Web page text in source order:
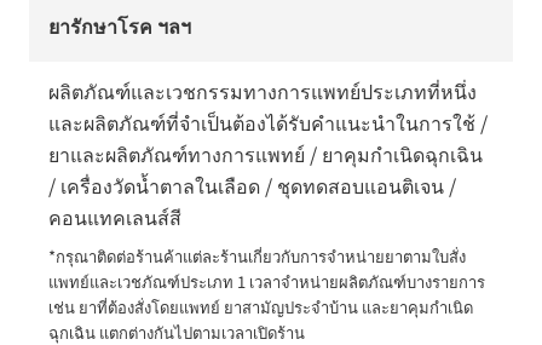
ยารักษาโรค ฯลฯ
ผลิตภัณฑ์และเวชกรรมทางการแพทย์ประเภทที่หนึ่ง
และผลิตภัณฑ์ที่จำเป็นต้องได้รับคำแนะนำในการใช้ /
ยาและผลิตภัณฑ์ทางการแพทย์ / ยาคุมกำเนิดฉุกเฉิน
/ เครื่องวัดน้ำตาลในเลือด / ชุดทดสอบแอนติเจน /
คอนแทคเลนส์สี
*กรุณาติดต่อร้านค้าแต่ละร้านเกี่ยวกับการจำหน่ายยาตามใบสั่ง
แพทย์และเวชภัณฑ์ประเภท 1 เวลาจำหน่ายผลิตภัณฑ์บางรายการ
เช่น ยาที่ต้องสั่งโดยแพทย์ ยาสามัญประจำบ้าน และยาคุมกำเนิด
ฉุกเฉิน แตกต่างกันไปตามเวลาเปิดร้าน